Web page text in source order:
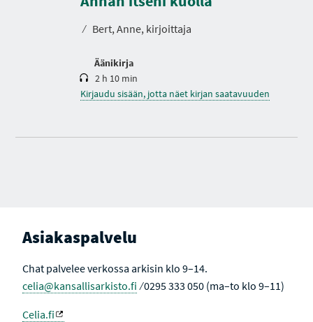
⁄ Bert, Anne, kirjoittaja
Äänikirja
t
2 h 10 min
Kirjaudu sisään, jotta näet kirjan saatavuuden
Asiakaspalvelu
Chat palvelee verkossa arkisin klo 9–14.
celia@kansallisarkisto.fi ⁄ 0295 333 050 (ma–to klo 9–11)
Celia.fi